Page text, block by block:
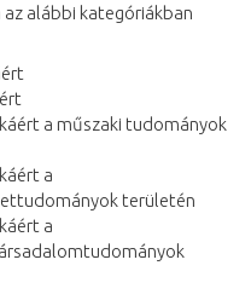
az alábbi kategóriákban
a műszaki tudományok
a
területén
a